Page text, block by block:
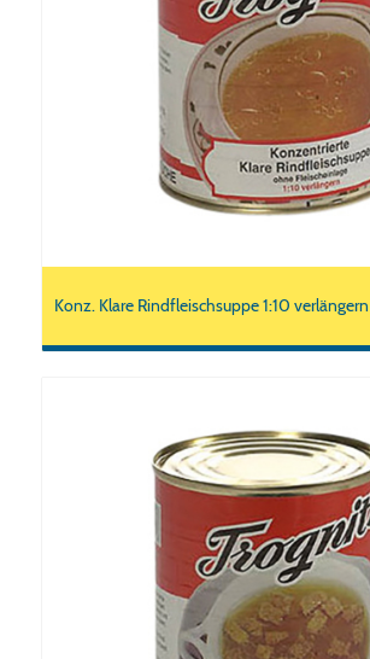
Konz. Klare Rindfleischsuppe 1:10 verlängern